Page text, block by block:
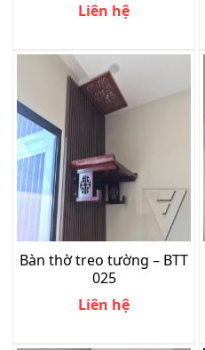
Liên hệ
Bàn thờ treo tường – BTT
025
Liên hệ